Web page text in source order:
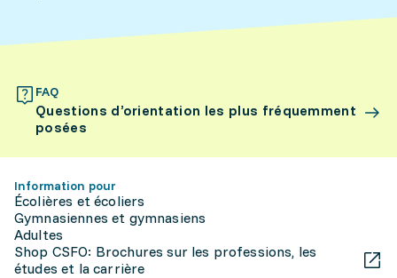
FAQ
Questions d’orientation les plus fréquemment
posées
Information pour
Écolières et écoliers
Gymnasiennes et gymnasiens
Adultes
Shop CSFO: Brochures sur les professions, les
études et la carrière